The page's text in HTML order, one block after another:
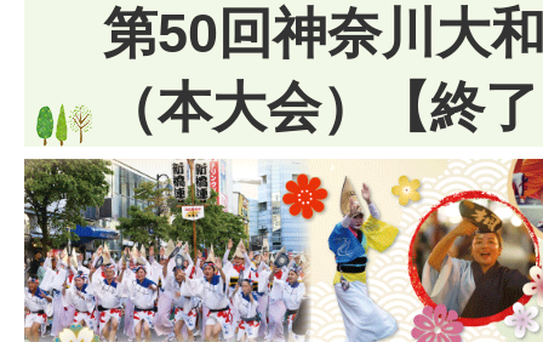
第50回神奈川大
（本大会）【終